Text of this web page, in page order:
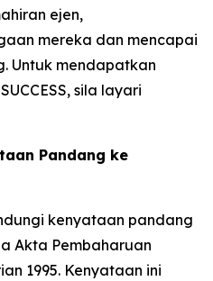
ejen,
mereka dan mencapai
Untuk mendapatkan
sila layari
Pandang ke
kenyataan pandang
Akta Pembaharuan
1995. Kenyataan ini